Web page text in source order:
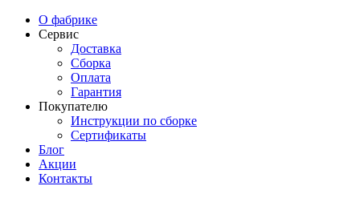
О фабрике
Сервис
Доставка
Сборка
Оплата
Гарантия
Покупателю
Инструкции по сборке
Сертификаты
Блог
Акции
Контакты